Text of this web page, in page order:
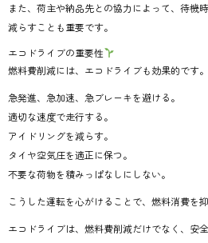
また、荷主や納品先との協力によって、待機
減らすことも重要です。
エコドライブの重要性
燃料費削減には、エコドライブも効果的です。
急発進、急加速、急ブレーキを避ける。
適切な速度で走行する。
アイドリングを減らす。
タイヤ空気圧を適正に保つ。
不要な荷物を積みっぱなしにしない。
こうした運転を心がけることで、燃料消費を
エコドライブは、燃料費削減だけでなく、安